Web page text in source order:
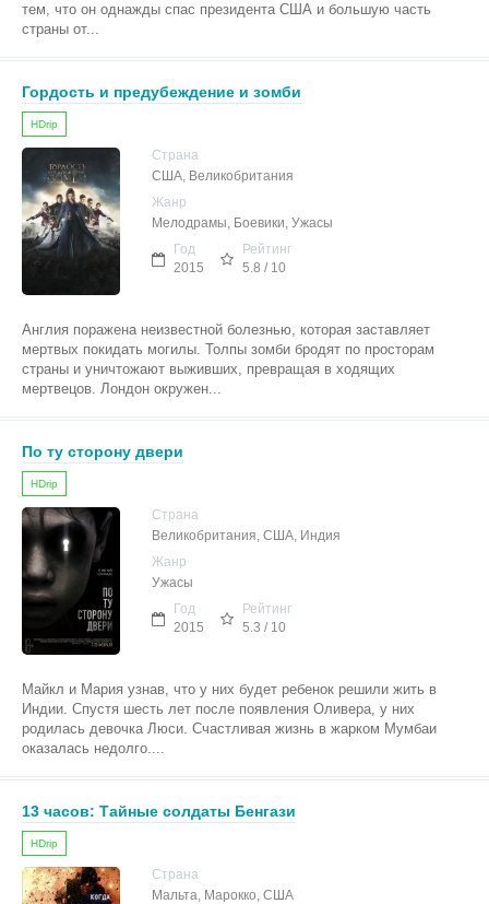
тем, что он однажды спас президента США и большую часть
страны от...
Гордость и предубеждение и зомби
HDrip
Страна
США, Великобритания
Жанр
Мелодрамы, Боевики, Ужасы
Год
2015
Рейтинг
5.8 / 10
Англия поражена неизвестной болезнью, которая заставляет
мертвых покидать могилы. Толпы зомби бродят по просторам
страны и уничтожают выживших, превращая в ходящих
мертвецов. Лондон окружен...
По ту сторону двери
HDrip
Страна
Великобритания, США, Индия
Жанр
Ужасы
Год
2015
Рейтинг
5.3 / 10
Майкл и Мария узнав, что у них будет ребенок решили жить в
Индии. Спустя шесть лет после появления Оливера, у них
родилась девочка Люси. Счастливая жизнь в жарком Мумбаи
оказалась недолго....
13 часов: Тайные солдаты Бенгази
HDrip
Страна
Мальта, Марокко, США